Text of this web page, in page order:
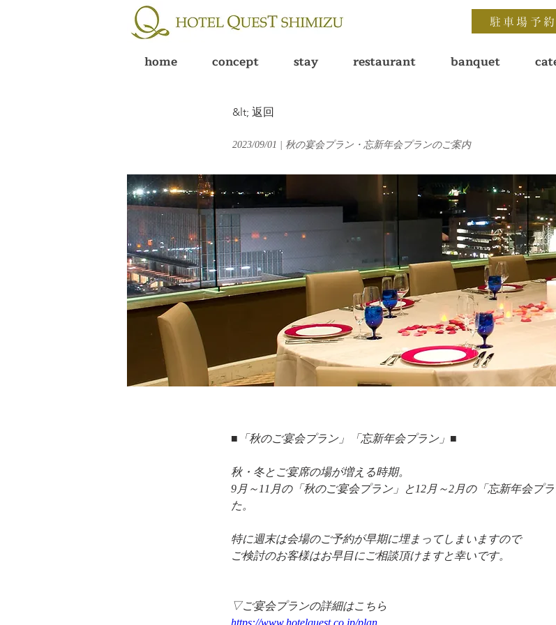
駐車場予約
home concept stay restaurant banquet
&lt; 返回
2023/09/01 | 秋の宴会プラン・忘新年会プランのご案内
■「秋のご宴会プラン」「忘新年会プラン」■
秋・冬とご宴席の場が増える時期。
9月～11月の「秋のご宴会プラン」と12月～2月の「忘新年会プ
た。
特に週末は会場のご予約が早期に埋まってしまいますので
ご検討のお客様はお早目にご相談頂けますと幸いです。
▽ご宴会プランの詳細はこちら
https://www.hotelquest.co.jp/plan